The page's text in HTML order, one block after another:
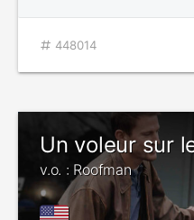
448014
Un voleur sur
v.o. : Roofman